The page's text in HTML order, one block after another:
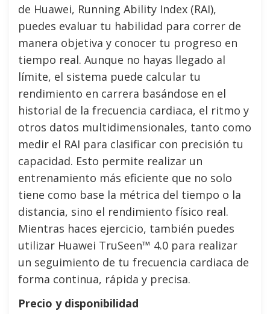
de Huawei, Running Ability Index (RAI),
puedes evaluar tu habilidad para correr de
manera objetiva y conocer tu progreso en
tiempo real. Aunque no hayas llegado al
límite, el sistema puede calcular tu
rendimiento en carrera basándose en el
historial de la frecuencia cardiaca, el ritmo y
otros datos multidimensionales, tanto como
medir el RAI para clasificar con precisión tu
capacidad. Esto permite realizar un
entrenamiento más eficiente que no solo
tiene como base la métrica del tiempo o la
distancia, sino el rendimiento físico real.
Mientras haces ejercicio, también puedes
utilizar Huawei TruSeen™ 4.0 para realizar
un seguimiento de tu frecuencia cardiaca de
forma continua, rápida y precisa.
Precio y disponibilidad